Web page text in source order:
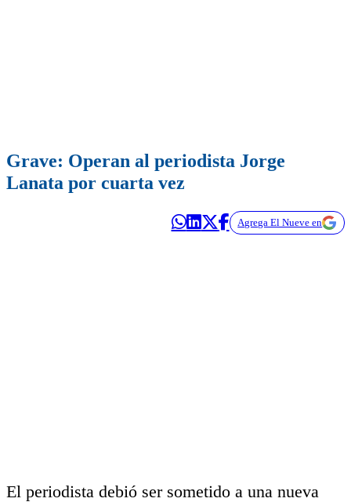
Grave: Operan al periodista Jorge
Lanata por cuarta vez
Agrega El Nueve en
El periodista debió ser sometido a una nueva